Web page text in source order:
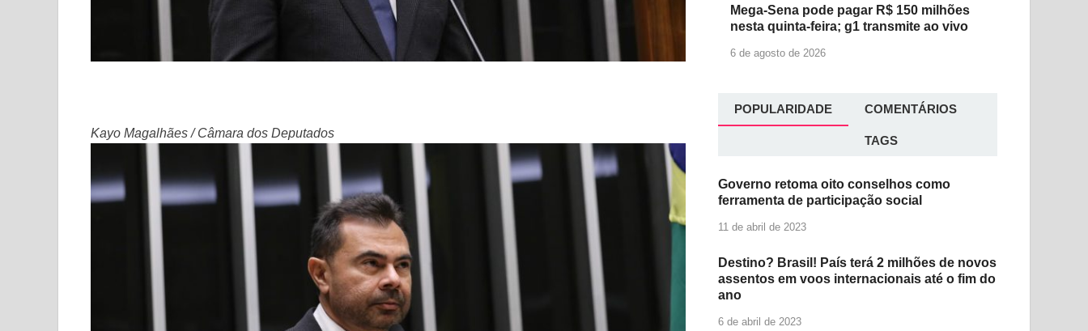
Kayo Magalhães / Câmara dos Deputados
Mega-Sena pode pagar R$ 150 milhões
nesta quinta-feira; g1 transmite ao vivo
6 de agosto de 2026
POPULARIDADE COMENTÁRIOS
TAGS
Governo retoma oito conselhos como
ferramenta de participação social
11 de abril de 2023
Destino? Brasil! País terá 2 milhões de novos
assentos em voos internacionais até o fim do
ano
6 de abril de 2023